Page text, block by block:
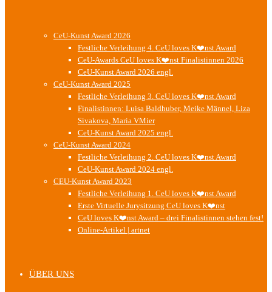
CeU-Kunst Award 2026
Festliche Verleihung 4. CeU loves K❤️nst Award
CeU-Awards CeU loves K❤️nst Finalistinnen 2026
CeU-Kunst Award 2026 engl.
CeU-Kunst Award 2025
Festliche Verleihung 3. CeU loves K❤️nst Award
Finalistinnen: Luisa Baldhuber, Meike Männel, Liza
Sivakova, Maria VMier
CeU-Kunst Award 2025 engl.
CeU-Kunst Award 2024
Festliche Verleihung 2. CeU loves K❤️nst Award
CeU-Kunst Award 2024 engl.
CEU-Kunst Award 2023
Festliche Verleihung 1. CeU loves K❤️nst Award
Erste Virtuelle Jurysitzung CeU loves K❤️nst
CeU loves K❤️nst Award – drei Finalistinnen stehen fest!
Online-Artikel | artnet
ÜBER UNS